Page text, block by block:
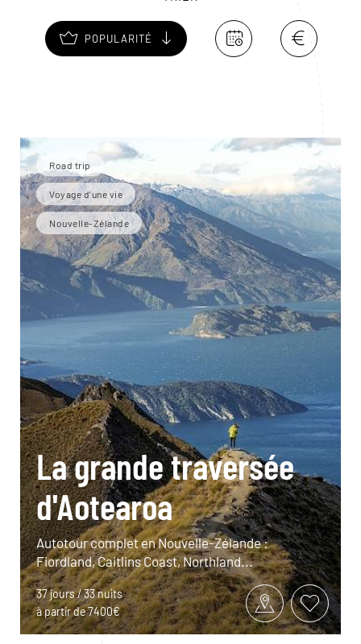
POPULARITÉ
Road trip
Voyage d'une vie
Nouvelle-Zélande
La grande traversée
d'Aotearoa
Autotour complet en Nouvelle-Zélande :
Fiordland, Caitlins Coast, Northland...
37 jours / 33 nuits
à partir de 7400€